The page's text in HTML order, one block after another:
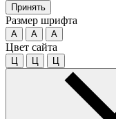
Принять
Размер шрифта
A A A
Цвет сайта
Ц Ц Ц